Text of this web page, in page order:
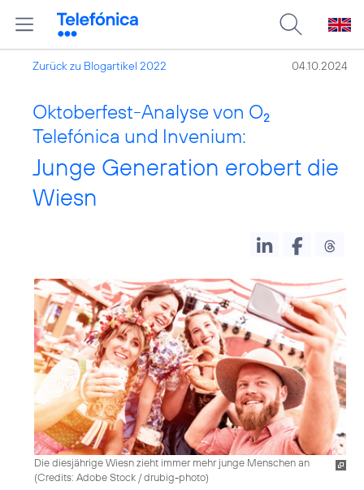
Zurück zu Blogartikel 2022 04.10.2024
Oktoberfest-Analyse von O2
Telefónica und Invenium:
Junge Generation erobert die
Wiesn
Die diesjährige Wiesn zieht immer mehr junge Menschen an
(Credits: Adobe Stock / drubig-photo)